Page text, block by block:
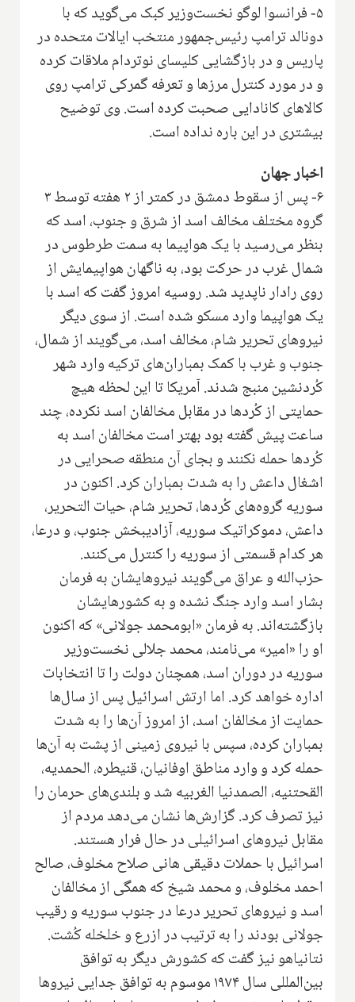
۵- فرانسوا لوگو نخست‌وزیر کبک می‌گوید که با
دونالد ترامپ رئیس‌جمهور منتخب ایالات متحده در
پاریس و در بازگشایی کلیسای نوتردام ملاقات کرده
و در مورد کنترل مرزها و تعرفه گمرکی ترامپ روی
کالاهای کانادایی صحبت کرده است. وی توضیح
بیشتری در این باره نداده است.
اخبار جهان
۶- پس از سقوط دمشق در کمتر از ۲ هفته توسط ۳
گروه مختلف مخالف اسد از شرق و جنوب، اسد که
بنظر می‌رسید با یک هواپیما به سمت طرطوس در
شمال غرب در حرکت بود، به ناگهان هواپیمایش از
روی رادار ناپدید شد. روسیه امروز گفت که اسد با
یک هواپیما وارد مسکو شده است. از سوی دیگر
نیروهای تحریر شام، مخالف اسد، می‌گویند از شمال،
جنوب و غرب با کمک بمباران‌های ترکیه وارد شهر
کُردنشین منبج شدند. آمریکا تا این لحظه هیچ
حمایتی از کُردها در مقابل مخالفان اسد نکرده، چند
ساعت پیش گفته بود بهتر است مخالفان اسد به
کُردها حمله نکنند و بجای آن منطقه صحرایی در
اشغال داعش را به شدت بمباران کرد. اکنون در
سوریه گروه‌های کُردها، تحریر شام، حیات التحریر،
داعش، دموکراتیک سوریه، آزادیبخش جنوب، و درعا،
هر کدام قسمتی از سوریه را کنترل می‌کنند.
حزب‌الله و عراق می‌گویند نیروهایشان به فرمان
بشار اسد وارد جنگ نشده و به کشورهایشان
بازگشته‌اند. به فرمان «ابومحمد جولانی» که اکنون
او را «امیر» می‌نامند، محمد جلالی نخست‌وزیر
سوریه در دوران اسد، همچنان دولت را تا انتخابات
اداره خواهد کرد. اما ارتش اسرائیل پس از سال‌ها
حمایت از مخالفان اسد، از امروز آن‌ها را به شدت
بمباران کرده، سپس با نیروی زمینی از پشت به آن‌ها
حمله کرد و وارد مناطق اوفانیان، قنیطره، الحمدیه،
القحتنیه، الصمدنیا الغربیه شد و بلندی‌های حرمان را
نیز تصرف کرد. گزارش‌ها نشان می‌دهد مردم از
مقابل نیروهای اسرائیلی در حال فرار هستند.
اسرائیل با حملات دقیقی هانی صلاح مخلوف، صالح
احمد مخلوف، و محمد شیخ که همگی از مخالفان
اسد و نیروهای تحریر درعا در جنوب سوریه و رقیب
جولانی بودند را به ترتیب در ازرع و خلخله کُشت.
نتانیاهو نیز گفت که کشورش دیگر به توافق
بین‌المللی سال ۱۹۷۴ موسوم به توافق جدایی نیروها